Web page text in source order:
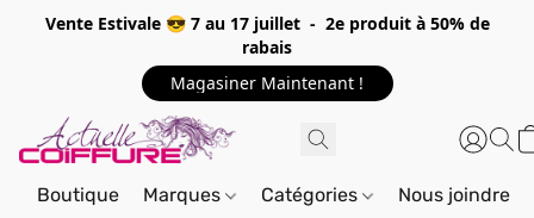
Vente Estivale 😎 7 au 17 juillet - 2e produit à 50% de
rabais
Magasiner Maintenant !
Boutique Marques Catégories Nous joindre